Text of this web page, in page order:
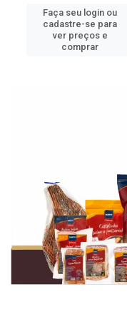
Faça seu login ou
cadastre-se para
ver preços e
comprar